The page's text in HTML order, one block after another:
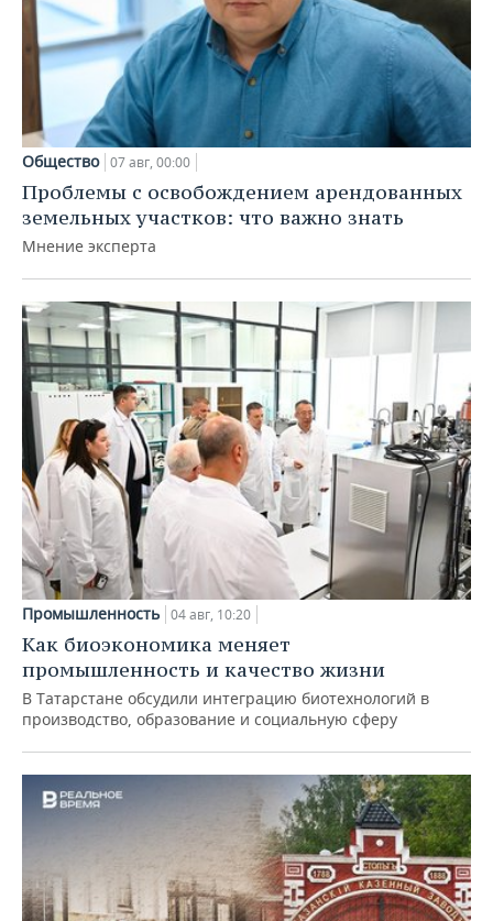
Общество 07 авг, 00:00
Проблемы с освобождением арендованных
земельных участков: что важно знать
Мнение эксперта
Промышленность 04 авг, 10:20
Как биоэкономика меняет
промышленность и качество жизни
В Татарстане обсудили интеграцию биотехнологий в
производство, образование и социальную сферу